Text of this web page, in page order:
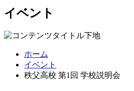
イベント
ホーム
イベント
秩父高校 第1回 学校説明会